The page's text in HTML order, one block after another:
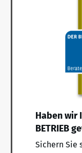
Haben wir
BETRIEB
Sichern Sie